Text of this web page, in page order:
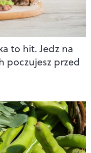
to hit. Jedz na
poczujesz przed